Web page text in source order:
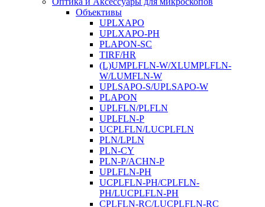
Объективы
UPLXAPO
UPLXAPO-PH
PLAPON-SC
TIRF/HR
(L)UMPLFLN-W/XLUMPLFLN-
W/LUMFLN-W
UPLSAPO-S/UPLSAPO-W
PLAPON
UPLFLN/PLFLN
UPLFLN-P
UCPLFLN/LUCPLFLN
PLN/LPLN
PLN-CY
PLN-P/ACHN-P
UPLFLN-PH
UCPLFLN-PH/CPLFLN-
PH/LUCPLFLN-PH
CPLFLN-RC/LUCPLFLN-RC